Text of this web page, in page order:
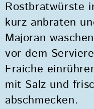
Rostbratwürste
kurz anbraten
Majoran
vor dem
Fraiche
mit Salz und
abschmecken.